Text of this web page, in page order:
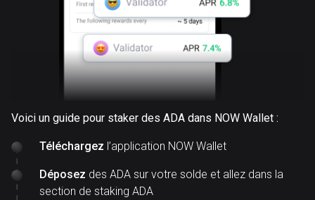
Voici un guide pour staker des ADA dans NOW Wallet :
Téléchargez l’application NOW Wallet
Déposez des ADA sur votre solde et allez dans la
section de staking ADA